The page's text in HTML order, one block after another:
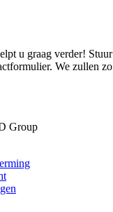
u graag verder!
We zullen
Group